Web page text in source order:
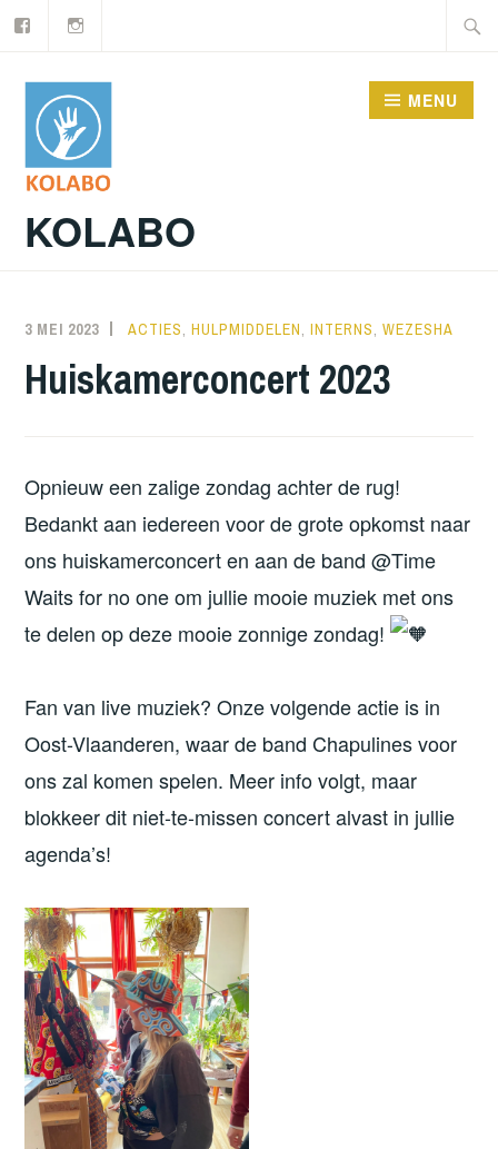
Doorgaan
inhoud
KOLABO
MENU
3 MEI 2023 NORATUTS
ACTIES ,HULPMIDDELEN ,INTERNS ,WEZESHA
Huiskamerconcert 2023
Opnieuw een zalige zondag achter de rug!
Bedankt aan iedereen voor de grote opkomst naar
ons huiskamerconcert en aan de band @Time
Waits for no one om jullie mooie muziek met ons
te delen op deze mooie zonnige zondag!
Fan van live muziek? Onze volgende actie is in
Oost-Vlaanderen, waar de band Chapulines voor
ons zal komen spelen. Meer info volgt, maar
blokkeer dit niet-te-missen concert alvast in jullie
agenda’s!